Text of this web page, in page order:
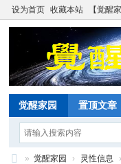
设为首页 收藏本站 【觉醒
觉醒家园 置顶文章
» 觉醒家园 › 灵性信息 ›